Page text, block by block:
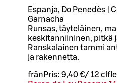
Espanja, Do Penedès |
Garnacha
Runsas, täyteläinen,
keskitanniininen, pitkä
Ranskalainen tammi
ja rakennetta.
från Pris: 9,40 €/ 12 cl